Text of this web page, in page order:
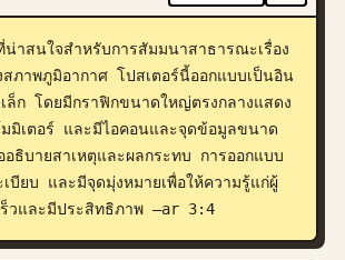
น่าสนใจสำหรับการสัมมนาสาธารณะเรื่อง
สภาพภูมิอากาศ โปสเตอร์นี้ออกแบบเป็นอิน
ล็ก โดยมีกราฟิกขนาดใหญ่ตรงกลางแสดง
มมิเตอร์ และมีไอคอนและจุดข้อมูลขนาด
อธิบายสาเหตุและผลกระทบ การออกแบบ
บียบ และมีจุดมุ่งหมายเพื่อให้ความรู้แก่ผู้
ร็วและมีประสิทธิภาพ –ar 3:4